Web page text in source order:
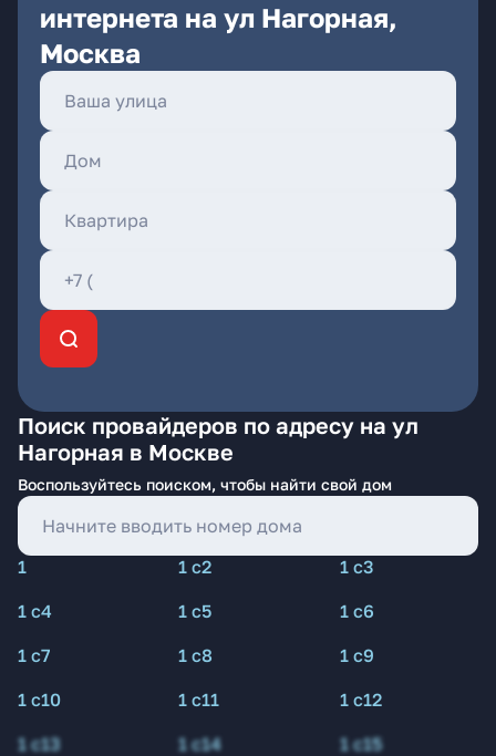
интернета на ул Нагорная,
Москва
Поиск провайдеров по адресу на ул
Нагорная в Москве
Воспользуйтесь поиском, чтобы найти свой дом
1 1 с2
1 с3
1 с4
1 с5
1 с6
1 с7
1 с8
1 с9
1 с10
1 с11
1 с12
1 с13
1 с14 1 с15